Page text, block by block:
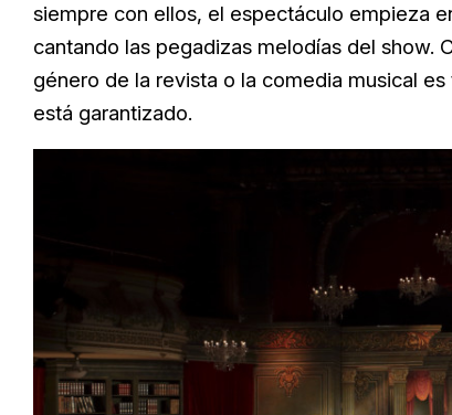
siempre con ellos, el espectáculo empieza
cantando las pegadizas melodías del show.
género de la revista o la comedia musical
está garantizado.